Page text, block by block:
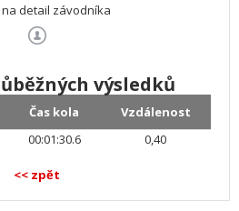
detail závodníka
výsledků
Čas kola
Vzdálenost
00:01:30.6 0,40
<< zpět